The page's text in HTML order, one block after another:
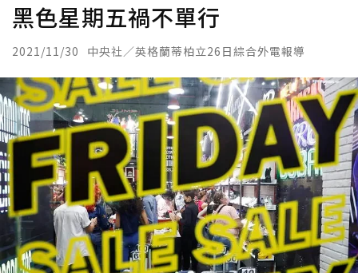
黑色星期五禍不單行
2021/11/30 中央社／英格蘭蒂柏立26日綜合外電報導